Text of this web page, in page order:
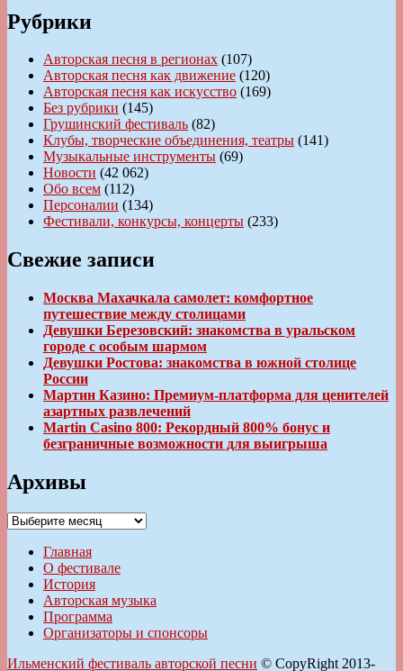
Рубрики
Авторская песня в регионах (107)
Авторская песня как движение (120)
Авторская песня как искусство (169)
Без рубрики (145)
Грушинский фестиваль (82)
Клубы, творческие объединения, театры (141)
Музыкальные инструменты (69)
Новости (42 062)
Обо всем (112)
Персоналии (134)
Фестивали, конкурсы, концерты (233)
Свежие записи
Москва Махачкала самолет: комфортное
путешествие между столицами
Девушки Березовский: знакомства в уральском
городе с особым шармом
Девушки Ростова: знакомства в южной столице
России
Мартин Казино: Премиум-платформа для ценителей
азартных развлечений
Martin Casino 800: Рекордный 800% бонус и
безграничные возможности для выигрыша
Архивы
Архивы
Главная
О фестивале
История
Авторская музыка
Программа
Организаторы и спонсоры
Ильменский фестиваль авторской песни © CopyRight 2013-